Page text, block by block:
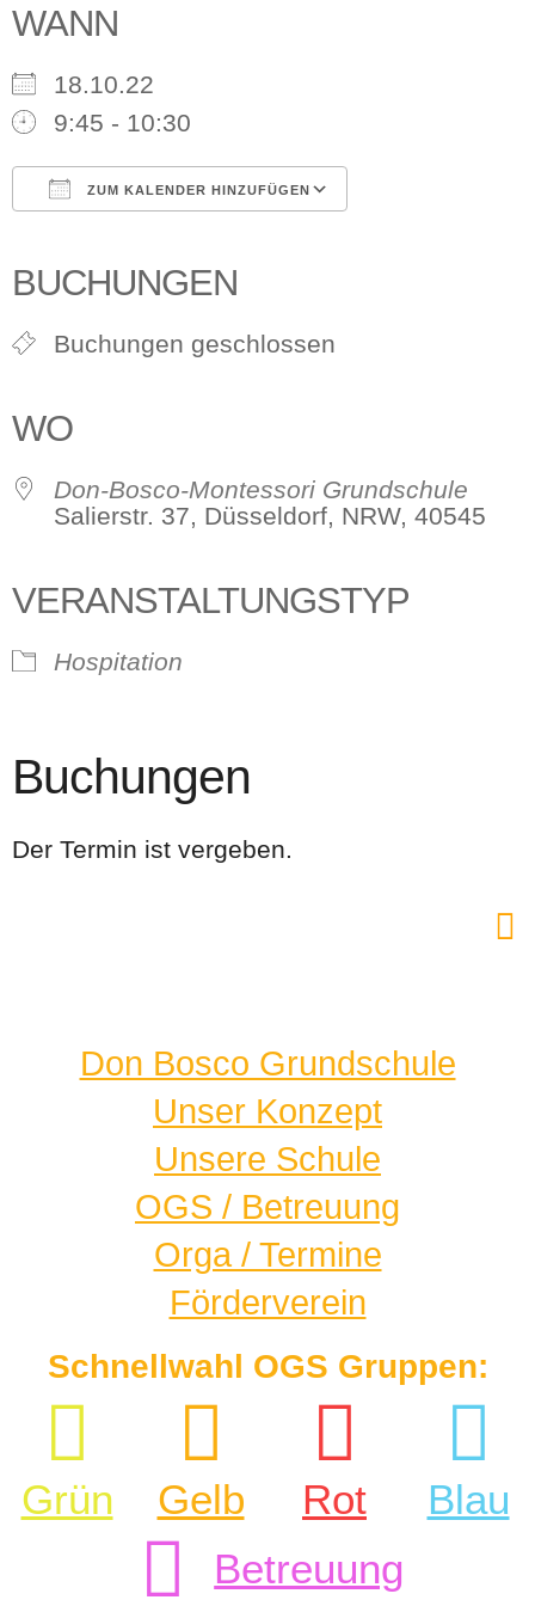
WANN
18.10.22
9:45 - 10:30
ZUM KALENDER HINZUFÜGEN
BUCHUNGEN
Buchungen geschlossen
WO
Don-Bosco-Montessori Grundschule
Salierstr. 37, Düsseldorf, NRW, 40545
VERANSTALTUNGSTYP
Hospitation
Buchungen
Der Termin ist vergeben.
Don Bosco Grundschule
Unser Konzept
Unsere Schule
OGS / Betreuung
Orga / Termine
Förderverein
Schnellwahl OGS Gruppen:
Grün Gelb Rot
Blau
Betreuung